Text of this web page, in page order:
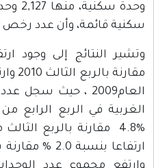
سكنية قائمة، وأن عدد رخص
وتشير النتائج إلى وجود
العام2009 ، حيث
%4.8 مقارنة بالربع